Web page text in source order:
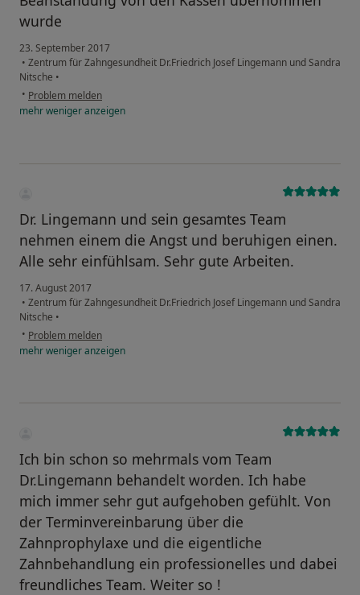
wurde
23. September 2017
• Zentrum für Zahngesundheit Dr.Friedrich Josef Lingemann und Sandra
Nitsche •
• Problem melden
mehrwenigeranzeigen
Dr. Lingemann und sein gesamtes Team
nehmen einem die Angst und beruhigen einen.
Alle sehr einfühlsam. Sehr gute Arbeiten.
17. August 2017
• Zentrum für Zahngesundheit Dr.Friedrich Josef Lingemann und Sandra
Nitsche •
• Problem melden
mehrwenigeranzeigen
Ich bin schon so mehrmals vom Team
Dr.Lingemann behandelt worden. Ich habe
mich immer sehr gut aufgehoben gefühlt. Von
der Terminvereinbarung über die
Zahnprophylaxe und die eigentliche
Zahnbehandlung ein professionelles und dabei
freundliches Team. Weiter so !